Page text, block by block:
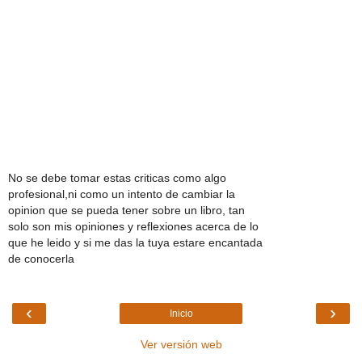
No se debe tomar estas criticas como algo
profesional,ni como un intento de cambiar la
opinion que se pueda tener sobre un libro, tan
solo son mis opiniones y reflexiones acerca de lo
que he leido y si me das la tuya estare encantada
de conocerla
‹ ›
Inicio
Ver versión web